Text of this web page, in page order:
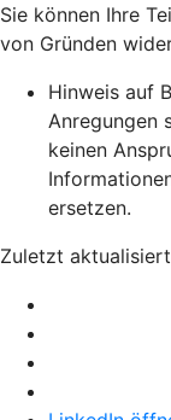
Sie können Ihre
von Gründen
Hinweis auf
Anregungen
keinen
ersetzen.
Zuletzt